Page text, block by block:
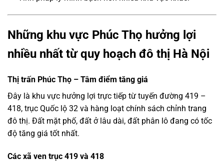
Những khu vực Phúc Thọ hưởng lợi
nhiều nhất từ quy hoạch đô thị Hà Nội
Thị trấn Phúc Thọ – Tâm điểm tăng giá
Đây là khu vực hưởng lợi trực tiếp từ tuyến đường 419 –
418, trục Quốc lộ 32 và hàng loạt chính sách chỉnh trang
đô thị. Đất mặt phố, đất ở lâu dài, đất phân lô đang có tốc
độ tăng giá tốt nhất.
Các xã ven trục 419 và 418